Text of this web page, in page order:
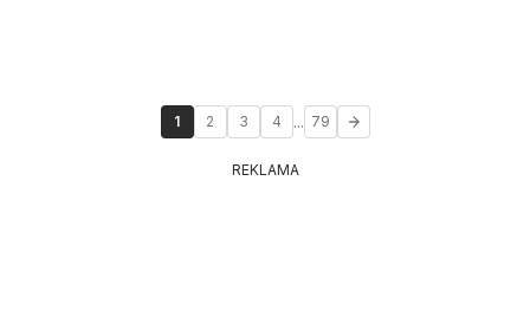
1 2 3 4 ... 79
REKLAMA